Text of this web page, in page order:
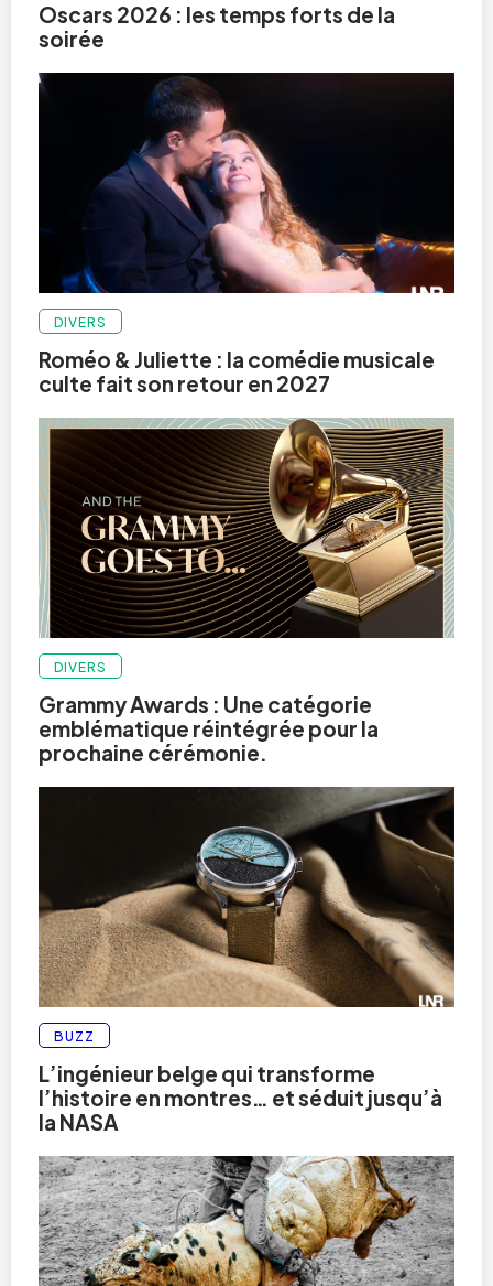
Oscars 2026 : les temps forts de la
soirée
DIVERS
Roméo & Juliette : la comédie musicale
culte fait son retour en 2027
DIVERS
Grammy Awards : Une catégorie
emblématique réintégrée pour la
prochaine cérémonie.
BUZZ
L’ingénieur belge qui transforme
l’histoire en montres… et séduit jusqu’à
la NASA